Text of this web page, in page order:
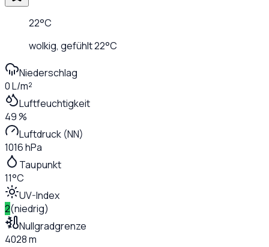
22°C
wolkig, gefühlt22°C
Niederschlag
0 L/m²
Luftfeuchtigkeit
49 %
Luftdruck (NN)
1016 hPa
Taupunkt
11°C
UV-Index
2(niedrig)
Nullgradgrenze
4028 m